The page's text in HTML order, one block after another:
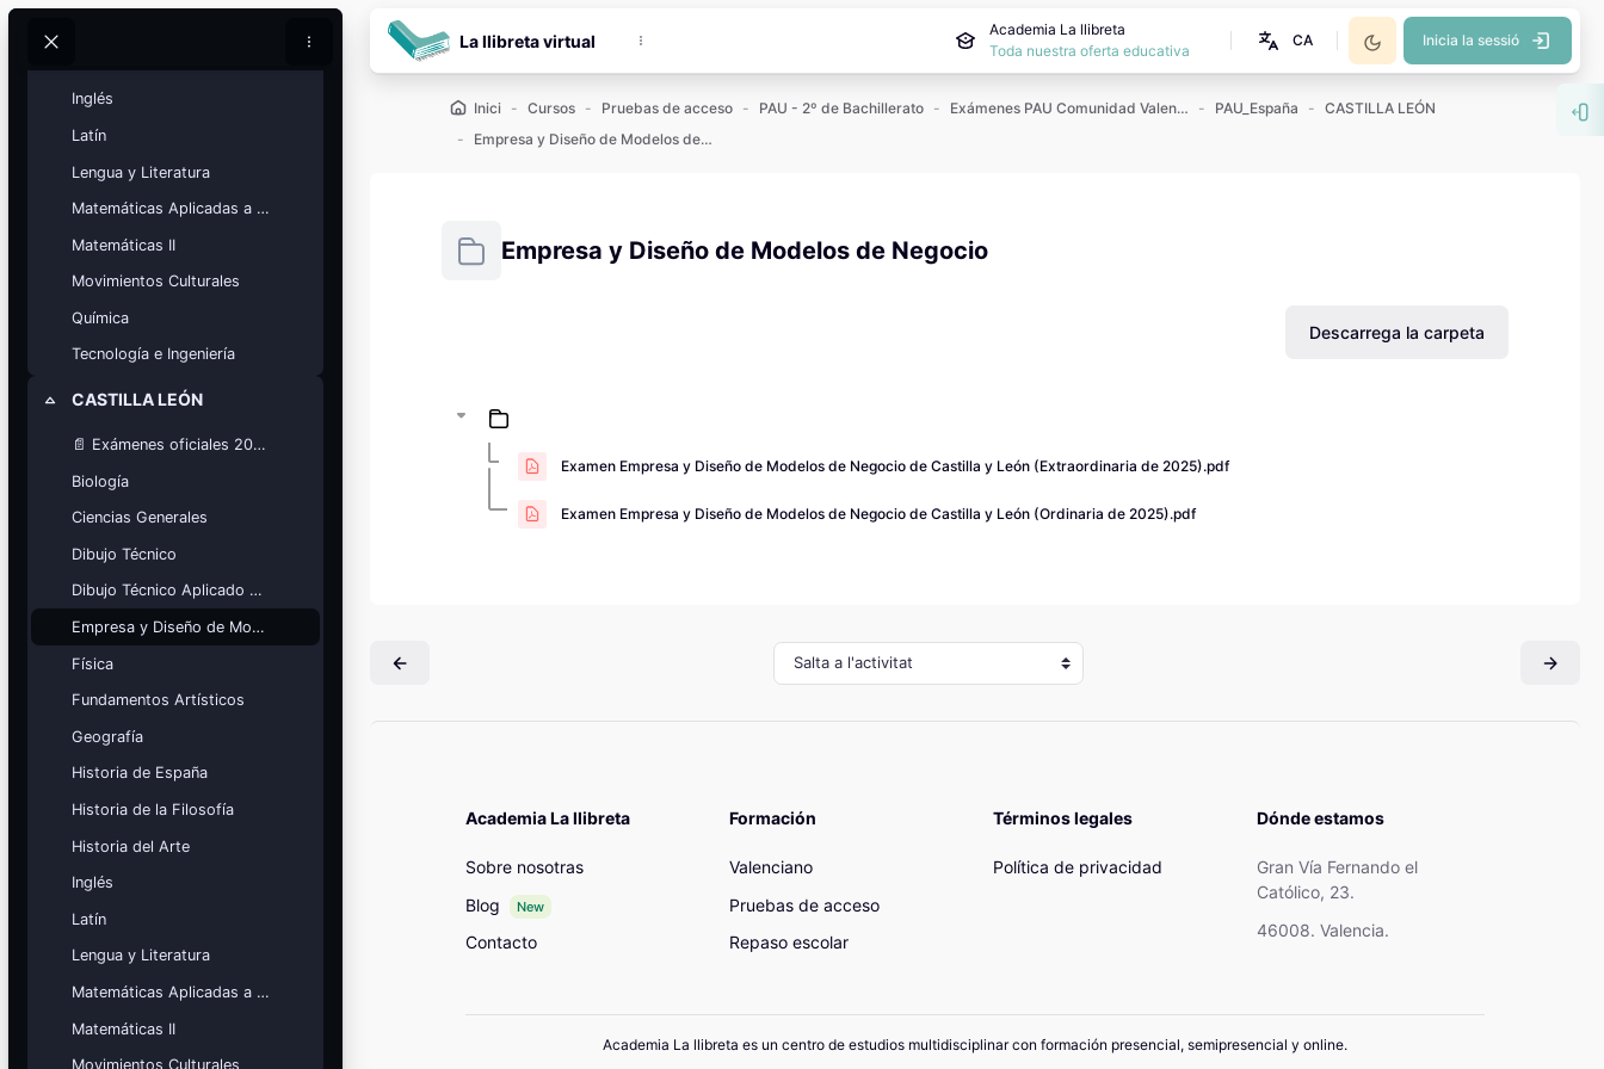
Cerca
BlocsCalendario
académico
Festivos, vacaciones y fechas
Ver calendario
Mis cursos
¡Nos GUSTA lo que hacemos y se
NOTA!
Blocs
Inglés
Latín
Lengua y Literatura
Matemáticas Aplicadas a las Ciencias Sociales
Matemáticas II
Movimientos Culturales
Química
Tecnología e Ingeniería
RedueixCASTILLA LEÓN
📄 Exámenes oficiales 2025
Biología
Ciencias Generales
Dibujo Técnico
Dibujo Técnico Aplicado a las Artes
Empresa y Diseño de Modelos de Negocio
Física
Fundamentos Artísticos
Geografía
Historia de España
Historia de la Filosofía
Historia del Arte
Inglés
Latín
Lengua y Literatura
Matemáticas Aplicadas a las Ciencias Sociales
Matemáticas II
Movimientos Culturales
La llibreta virtual
Academia La llibreta
Toda nuestra oferta educativa
CA Inicia la sessió
Inici Cursos Pruebas de acceso PAU - 2º de Bachillerato Exámenes PAU Comunidad Valenciana PAU_España
CASTILLA LEÓN
Empresa y Diseño de Modelos de Negocio
Empresa y Diseño de Modelos de Negocio
Descarrega la carpeta
Examen Empresa y Diseño de Modelos de Negocio de Castilla y León (Extraordinaria de 2025).pdf
Examen Empresa y Diseño de Modelos de Negocio de Castilla y León (Ordinaria de 2025).pdf
Salta a l'activitat
Academia La llibreta
Sobre nosotras
Blog
New
Contacto
Formación
Valenciano
Pruebas de acceso
Repaso escolar
Términos legales
Política de privacidad
Dónde estamos
Gran Vía Fernando el
Católico, 23.
46008. Valencia.
Academia La llibreta es un centro de estudios multidisciplinar con formación presencial, semipresencial y online.